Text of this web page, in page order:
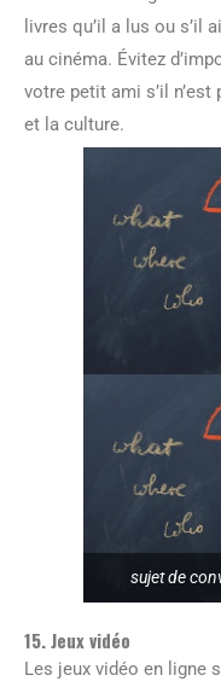
livres qu’il a lus ou s’il
au cinéma. Évitez
votre petit ami s’il
et la culture.
sujet de
15. Jeux vidéo
Les jeux vidéo en ligne